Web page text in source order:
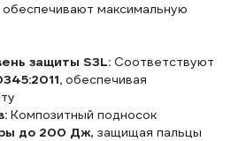
обеспечивают максимальную
защиты S3L: Соответствуют
обеспечивая
Композитный подносок
до 200 Дж, защищая пальцы